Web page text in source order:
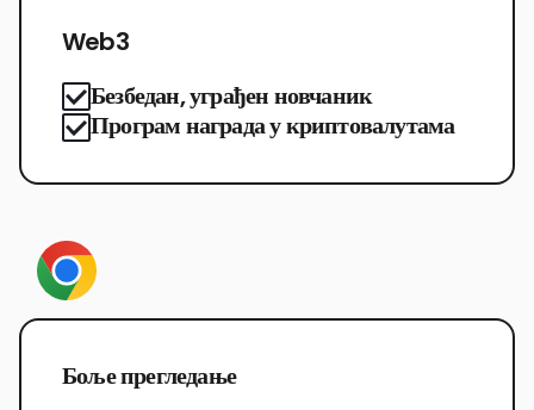
Web3
Безбедан, уграђен новчаник
Програм награда у криптовалутама
Боље прегледање